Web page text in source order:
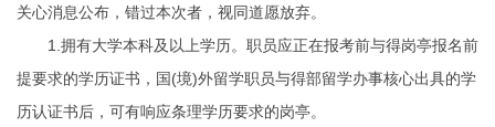
关心消息公布，错过本次者，视同道愿放弃。
1.拥有大学本科及以上学历。职员应正在报考前与得岗亭报名前
提要求的学历证书，国(境)外留学职员与得部留学办事核心出具的学
历认证书后，可有响应条理学历要求的岗亭。